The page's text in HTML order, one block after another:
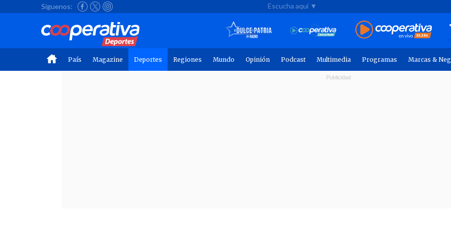
Síguenos: Escucha aquí ▼
País Magazine Deportes Regiones Mundo Opinión Podcast Multimedia Programas Marcas &